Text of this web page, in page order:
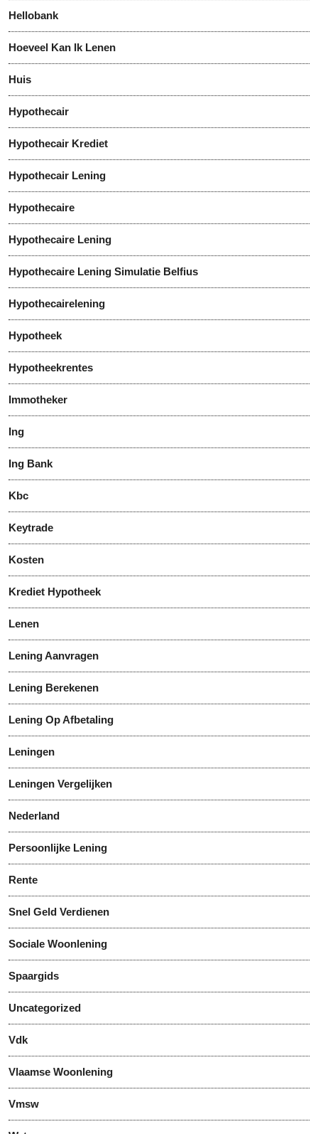
Hellobank
Hoeveel Kan Ik Lenen
Huis
Hypothecair
Hypothecair Krediet
Hypothecair Lening
Hypothecaire
Hypothecaire Lening
Hypothecaire Lening Simulatie Belfius
Hypothecairelening
Hypotheek
Hypotheekrentes
Immotheker
Ing
Ing Bank
Kbc
Keytrade
Kosten
Krediet Hypotheek
Lenen
Lening Aanvragen
Lening Berekenen
Lening Op Afbetaling
Leningen
Leningen Vergelijken
Nederland
Persoonlijke Lening
Rente
Snel Geld Verdienen
Sociale Woonlening
Spaargids
Uncategorized
Vdk
Vlaamse Woonlening
Vmsw